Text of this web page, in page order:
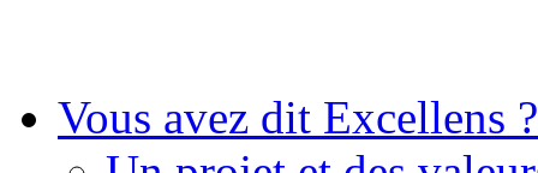
Vous avez dit Excellens ?